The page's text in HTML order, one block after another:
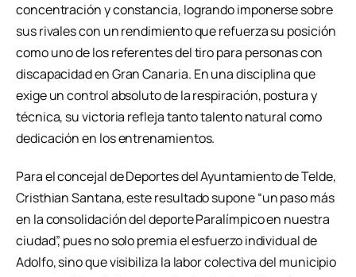
concentración y constancia, logrando imponerse sobre
sus rivales con un rendimiento que refuerza su posición
como uno de los referentes del tiro para personas con
discapacidad en Gran Canaria. En una disciplina que
exige un control absoluto de la respiración, postura y
técnica, su victoria refleja tanto talento natural como
dedicación en los entrenamientos.
Para el concejal de Deportes del Ayuntamiento de Telde,
Cristhian Santana, este resultado supone “un paso más
en la consolidación del deporte Paralímpico en nuestra
ciudad”, pues no solo premia el esfuerzo individual de
Adolfo, sino que visibiliza la labor colectiva del municipio